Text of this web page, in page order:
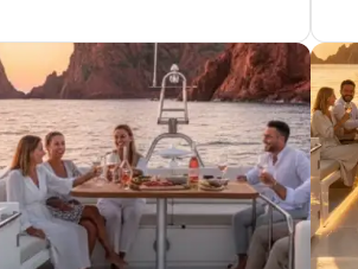
kombinerar äventyr, avkoppling
vackraste landskap.